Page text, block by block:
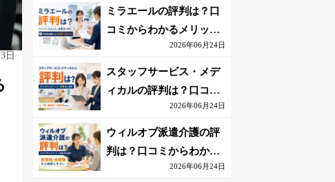
日
説
ミラエールの評判は？口
コミからわかるメリッ
ト・注意点を解説2026年06月24日
スタッフサービス・メデ
ィカルの評判は？口コミ
からわかるメリット・注
意点を解説
2026年06月24日
ウィルオブ派遣介護の評
判は？口コミからわかる
メリット・注意点を解説
2026年06月24日